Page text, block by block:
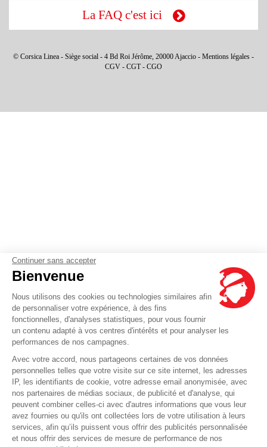
Continuer sans accepter
Bienvenue
Nous utilisons des cookies ou technologies similaires afin
de personnaliser votre expérience, à des fins
fonctionnelles, d'analyses statistiques, pour vous fournir
un contenu adapté à vos centres d'intérêts et pour analyser les
performances de nos campagnes.
Avec votre accord, nous partageons certaines de vos données
personnelles telles que votre visite sur ce site internet, les adresses
IP, les identifiants de cookie, votre adresse email anonymisée, avec
nos partenaires de médias sociaux, de publicité et d'analyse, qui
peuvent combiner celles-ci avec d'autres informations que vous leur
avez fournies ou qu'ils ont collectées lors de votre utilisation à leurs
services, afin qu’ils puissent vous offrir des publicités personnalisée
et nous offrir des services de mesure de performance de nos
La FAQ c'est ici
© Corsica Linea - Siège social - 4 Bd Roi Jérôme, 20000 Ajaccio - Mentions légales -
CGV - CGT- CGO